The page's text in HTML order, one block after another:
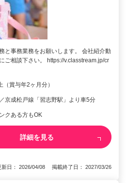
と事務業務をお願いします。 会社紹介動
ご相談下さい。 https://v.classtream.jp/cr
賞与年2ヶ月分）
京成松戸線「習志野駅」より車5分
クある方もOK
詳細を見る
新日： 2026/04/08 掲載終了日： 2027/03/26